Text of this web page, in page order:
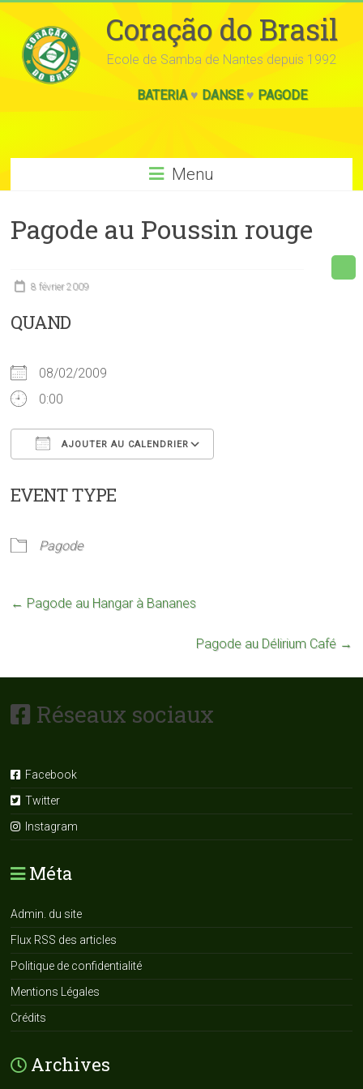
Coração do Brasil
Ecole de Samba de Nantes depuis 1992
BATERIA♥ DANSE♥ PAGODE
Menu
Pagode au Poussin rouge
8 février 2009
QUAND
08/02/2009
0:00
AJOUTER AU CALENDRIER
EVENT TYPE
Pagode
← Pagode au Hangar à Bananes
Pagode au Délirium Café →
Réseaux sociaux
Facebook
Twitter
Instagram
Méta
Admin. du site
Flux RSS des articles
Politique de confidentialité
Mentions Légales
Crédits
Archives